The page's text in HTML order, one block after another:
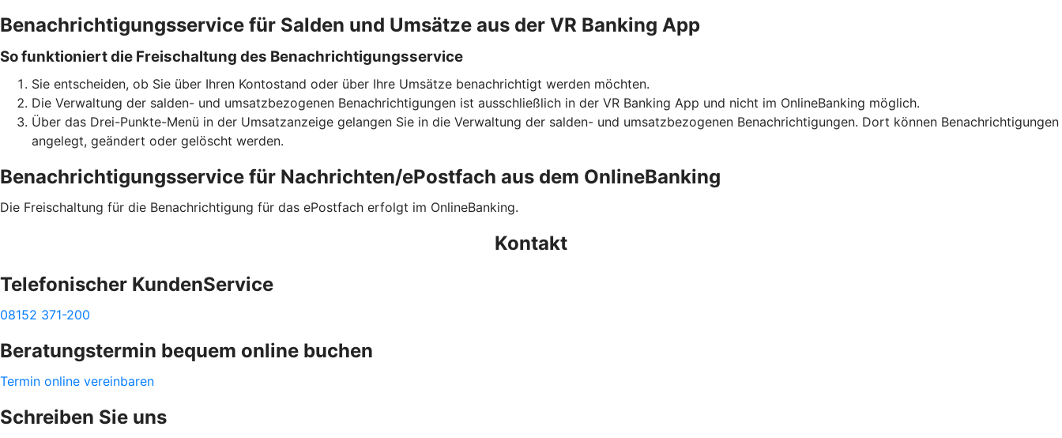
Benachrichtigungsservice für Salden und Umsätze aus der VR Banking App
So funktioniert die Freischaltung des Benachrichtigungsservice
Sie entscheiden, ob Sie über Ihren Kontostand oder über Ihre Umsätze benachrichtigt werden möchten.
Die Verwaltung der salden- und umsatzbezogenen Benachrichtigungen ist ausschließlich in der VR Banking App und nicht im OnlineBanking möglich.
Über das Drei-Punkte-Menü in der Umsatzanzeige gelangen Sie in die Verwaltung der salden- und umsatzbezogenen Benachrichtigungen. Dort können Benachrichtigungen
angelegt, geändert oder gelöscht werden.
Benachrichtigungsservice für Nachrichten/ePostfach aus dem OnlineBanking
Die Freischaltung für die Benachrichtigung für das ePostfach erfolgt im OnlineBanking.
Kontakt
Telefonischer KundenService
08152 371-200
Beratungstermin bequem online buchen
Termin online vereinbaren
Schreiben Sie uns